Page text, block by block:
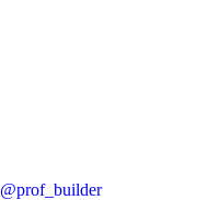
@prof_builder